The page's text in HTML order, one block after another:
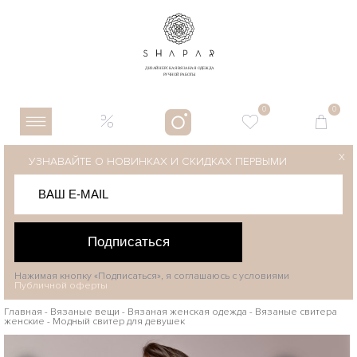
0 0
УЗНАВАЙТЕ О НОВИНКАХ И СКИДКАХ ПЕРВЫМИ
Подписаться
X
Нажимая кнопку «Подписаться», я соглашаюсь с условиями
Публичной оферты
Главная - Вязаные вещи - Вязаная женская одежда - Вязаные свитера
женские - Модный свитер для девушек